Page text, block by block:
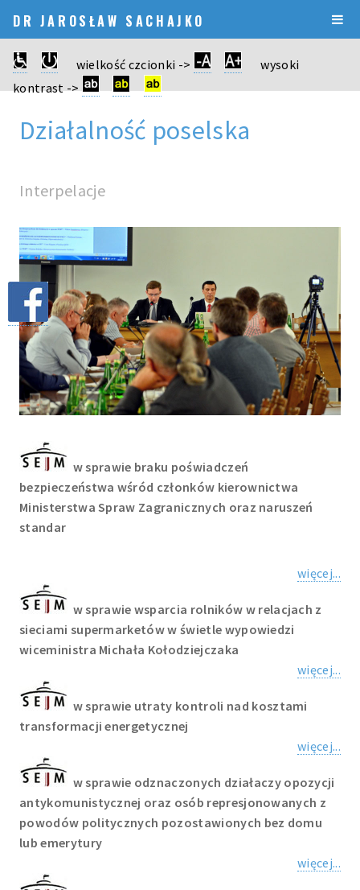
DR JAROSŁAW SACHAJKO
wielkość czcionki ->
wysoki
kontrast ->
Działalność poselska
Interpelacje
w sprawie braku poświadczeń
bezpieczeństwa wśród członków kierownictwa
Ministerstwa Spraw Zagranicznych oraz naruszeń
standar
więcej...
w sprawie wsparcia rolników w relacjach z
sieciami supermarketów w świetle wypowiedzi
wiceministra Michała Kołodziejczaka
więcej...
w sprawie utraty kontroli nad kosztami
transformacji energetycznej
więcej...
w sprawie odznaczonych działaczy opozycji
antykomunistycznej oraz osób represjonowanych z
powodów politycznych pozostawionych bez domu
lub emerytury
więcej...